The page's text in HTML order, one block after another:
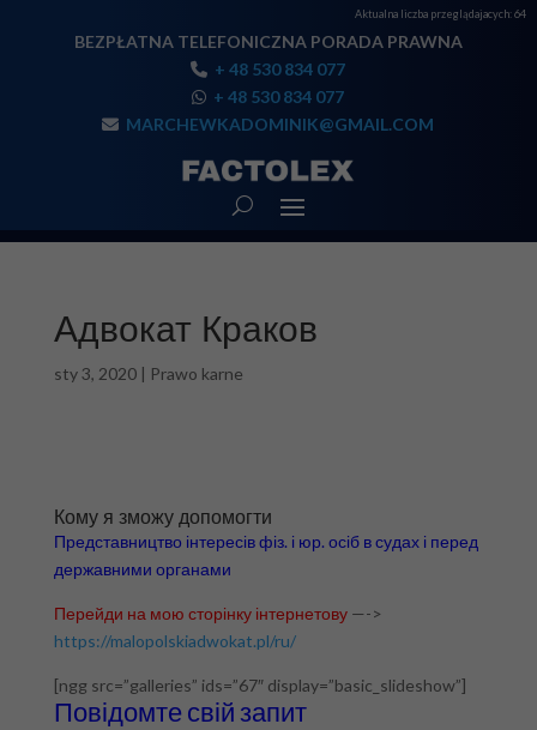
Aktualna liczba przeglądajacych:64
BEZPŁATNA TELEFONICZNA PORADA PRAWNA
+ 48 530 834 077
+ 48 530 834 077
MARCHEWKADOMINIK@GMAIL.COM
Адвокат Краков
sty 3, 2020| Prawo karne
Кому я зможу допомогти
Представництво інтересів фіз. і юр. осіб в судах і перед
державними органами
Перейди на мою сторінку інтернетову—->
https://malopolskiadwokat.pl/ru/
[ngg src=”galleries” ids=”67″ display=”basic_slideshow”]
Повідомте свій запит